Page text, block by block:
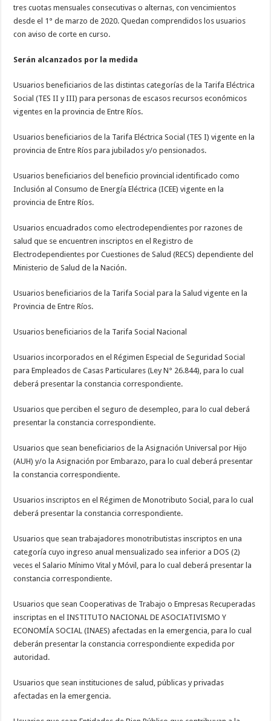
tres cuotas mensuales consecutivas o alternas, con vencimientos
desde el 1° de marzo de 2020. Quedan comprendidos los usuarios
con aviso de corte en curso.
Serán alcanzados por la medida
Usuarios beneficiarios de las distintas categorías de la Tarifa Eléctrica
Social (TES II y III) para personas de escasos recursos económicos
vigentes en la provincia de Entre Ríos.
Usuarios beneficiarios de la Tarifa Eléctrica Social (TES I) vigente en la
provincia de Entre Ríos para jubilados y/o pensionados.
Usuarios beneficiarios del beneficio provincial identificado como
Inclusión al Consumo de Energía Eléctrica (ICEE) vigente en la
provincia de Entre Ríos.
Usuarios encuadrados como electrodependientes por razones de
salud que se encuentren inscriptos en el Registro de
Electrodependientes por Cuestiones de Salud (RECS) dependiente del
Ministerio de Salud de la Nación.
Usuarios beneficiarios de la Tarifa Social para la Salud vigente en la
Provincia de Entre Ríos.
Usuarios beneficiarios de la Tarifa Social Nacional
Usuarios incorporados en el Régimen Especial de Seguridad Social
para Empleados de Casas Particulares (Ley N° 26.844), para lo cual
deberá presentar la constancia correspondiente.
Usuarios que perciben el seguro de desempleo, para lo cual deberá
presentar la constancia correspondiente.
Usuarios que sean beneficiarios de la Asignación Universal por Hijo
(AUH) y/o la Asignación por Embarazo, para lo cual deberá presentar
la constancia correspondiente.
Usuarios inscriptos en el Régimen de Monotributo Social, para lo cual
deberá presentar la constancia correspondiente.
Usuarios que sean trabajadores monotributistas inscriptos en una
categoría cuyo ingreso anual mensualizado sea inferior a DOS (2)
veces el Salario Mínimo Vital y Móvil, para lo cual deberá presentar la
constancia correspondiente.
Usuarios que sean Cooperativas de Trabajo o Empresas Recuperadas
inscriptas en el INSTITUTO NACIONAL DE ASOCIATIVISMO Y
ECONOMÍA SOCIAL (INAES) afectadas en la emergencia, para lo cual
deberán presentar la constancia correspondiente expedida por
autoridad.
Usuarios que sean instituciones de salud, públicas y privadas
afectadas en la emergencia.